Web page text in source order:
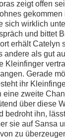
zeigt offen
sich wirklich
und bittet
erhält Catelyn
andere als gut
Kleinfinger
Gerade
ihr
eine zweite
über diese
bedroht ihn,
sie auf Sansa
zu